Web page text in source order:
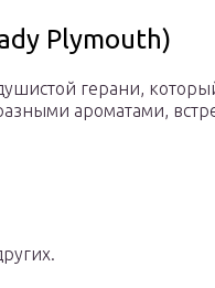
Plymouth)
герани,
ароматами,